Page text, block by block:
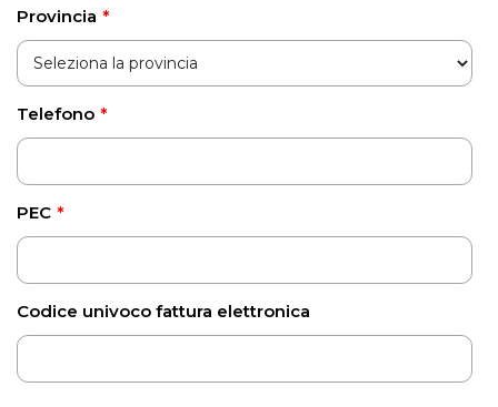
Provincia *
Telefono *
PEC *
Codice univoco fattura elettronica